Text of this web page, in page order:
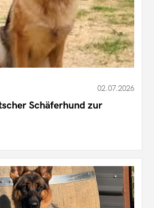
02.07.2026
Schäferhund zur